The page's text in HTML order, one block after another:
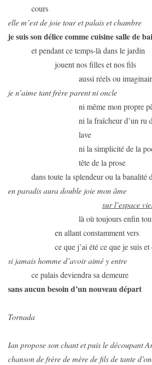
cours
elle m’est de joie tour et palais et chambre
je suis son délice comme cuisine salle de
et pendant ce temps-là dans le jardin
jouent nos filles et nos fils
aussi réels ou
je n’aime tant frère parent ni oncle
ni même mon propre
ni la fraîcheur d’un ru
lave
ni la simplicité de la
tête de la prose
dans toute la splendeur ou la banalité
en paradis aura double joie mon âme
sur l’espace
là où toujours enfin
en allant constamment vers
ce que j’ai été ce que je suis
si jamais homme d’avoir aimé y entre
ce palais deviendra sa demeure
sans aucun besoin d’un nouveau départ
Tornada
Ian propose son chant et puis le découpant
chanson de frère de mère de fils de tante